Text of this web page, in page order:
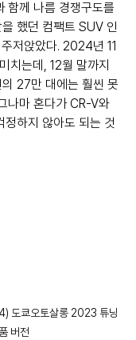
함께 나름 경쟁구도를
했던 컴팩트 SUV 인
저앉았다. 2024년 11
치는데, 12월 말까지
27만 대에는 훨씬 못
나마 혼다가 CR-V와
하지 않아도 되는 것
도쿄오토살롱 2023 튜닝
버전